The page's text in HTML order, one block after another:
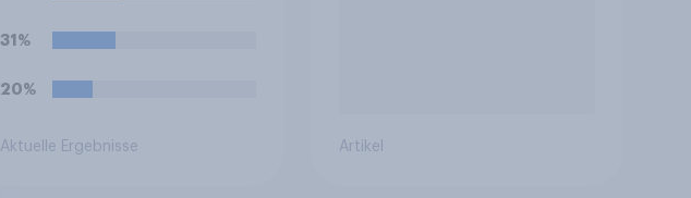
größte Strecke zu Ihrem
31%
20%
Aktuelle Ergebnisse Artikel